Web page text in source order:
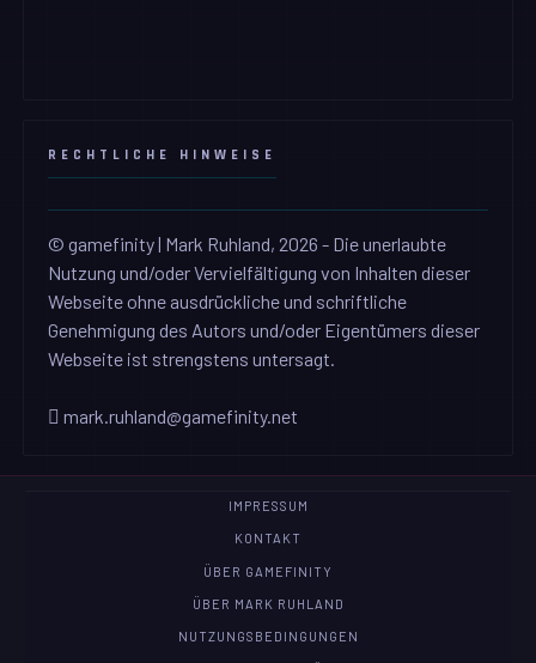
RECHTLICHE HINWEISE
© gamefinity | Mark Ruhland, 2026 - Die unerlaubte
Nutzung und/oder Vervielfältigung von Inhalten dieser
Webseite ohne ausdrückliche und schriftliche
Genehmigung des Autors und/oder Eigentümers dieser
Webseite ist strengstens untersagt.
mark.ruhland@gamefinity.net
IMPRESSUM
KONTAKT
ÜBER GAMEFINITY
ÜBER MARK RUHLAND
NUTZUNGSBEDINGUNGEN